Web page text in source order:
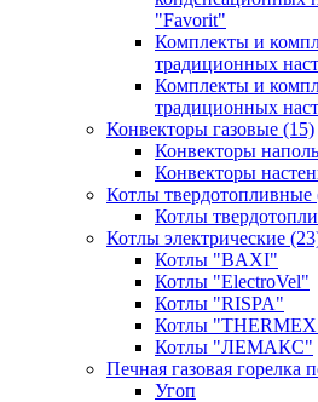
"Favorit"
Комплекты и
традиционных
Комплекты и
традиционных
Конвекторы газовые (15)
Конвекторы
Конвекторы
Котлы твердотопливные
Котлы
Котлы электрические
Котлы "BAXI"
Котлы "ElectroVel"
Котлы "RISPA"
Котлы
Котлы "ЛЕМАКС"
Печная газовая горелка
Угоп